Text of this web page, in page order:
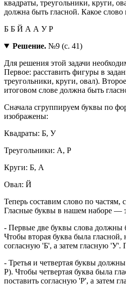
квадраты, треугольники, круги,
должна быть гласной. Какое слово
Б Б Й А А У Р
Решение.№9 (с. 41)
Для решения этой задачи
Первое: расставить фигуры в
треугольники, круги, овал).
итоговом слове должна быть
Сначала сгруппируем буквы по
изображены:
Квадраты: Б, У
Треугольники: А, Р
Круги: Б, А
Овал: Й
Теперь составим слово по частям,
Гласные буквы в нашем наборе —
- Первые две буквы слова должны
Чтобы вторая буква была гласной,
согласную 'Б', а затем гласную 'У'.
- Третья и четвертая буквы
Р). Чтобы четвертая буква была
поставить согласную 'Р', а затем